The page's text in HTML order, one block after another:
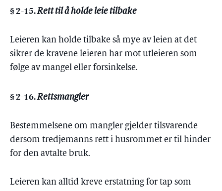
§ 2-15.Rett til å holde leie tilbake
Leieren kan holde tilbake så mye av leien at det
sikrer de kravene leieren har mot utleieren som
følge av mangel eller forsinkelse.
§ 2-16.Rettsmangler
Bestemmelsene om mangler gjelder tilsvarende
dersom tredjemanns rett i husrommet er til hinder
for den avtalte bruk.
Leieren kan alltid kreve erstatning for tap som